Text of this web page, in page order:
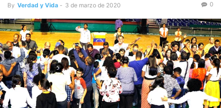
By Verdad y Vida - 3 de marzo de 2020 0